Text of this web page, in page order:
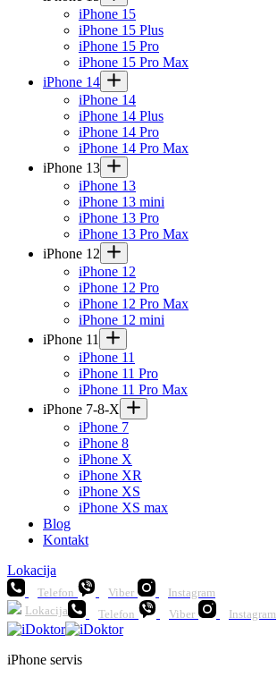
iPhone 15
iPhone 15 Plus
iPhone 15 Pro
iPhone 15 Pro Max
iPhone 14
iPhone 14
iPhone 14 Plus
iPhone 14 Pro
iPhone 14 Pro Max
iPhone 13
iPhone 13
iPhone 13 mini
iPhone 13 Pro
iPhone 13 Pro Max
iPhone 12
iPhone 12
iPhone 12 Pro
iPhone 12 Pro Max
iPhone 12 mini
iPhone 11
iPhone 11
iPhone 11 Pro
iPhone 11 Pro Max
iPhone 7-8-X
iPhone 7
iPhone 8
iPhone X
iPhone XR
iPhone XS
iPhone XS max
Blog
Kontakt
Lokacija
Telefon Viber
Instagram
Lokacija
Telefon Viber Instagram
iPhone servis